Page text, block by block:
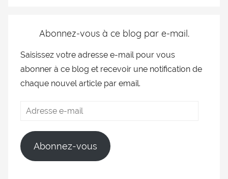
Abonnez-vous à ce blog par e-mail.
Saisissez votre adresse e-mail pour vous
abonner à ce blog et recevoir une notification de
chaque nouvel article par email.
Abonnez-vous